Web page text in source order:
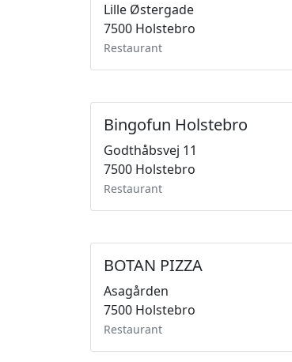
Lille Østergade
7500 Holstebro
Restaurant
Bingofun Holstebro
Godthåbsvej 11
7500 Holstebro
Restaurant
BOTAN PIZZA
Asagården
7500 Holstebro
Restaurant